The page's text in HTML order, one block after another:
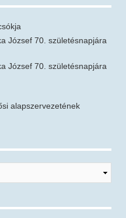
József 70. születésnapjára
József 70. születésnapjára
alapszervezetének